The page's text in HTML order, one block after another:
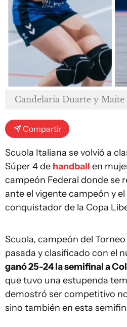
Candelaria Duarte y Maite
Compartir
Scuola Italiana se volvió a
Súper 4 de handball en
campeón Federal donde se
ante el vigente campeón y
conquistador de la Copa
Scuola, campeón del
pasada y clasificado con el
ganó 25-24 la semifinal a
que tuvo una estupenda
demostró ser competitivo
sino también en esta